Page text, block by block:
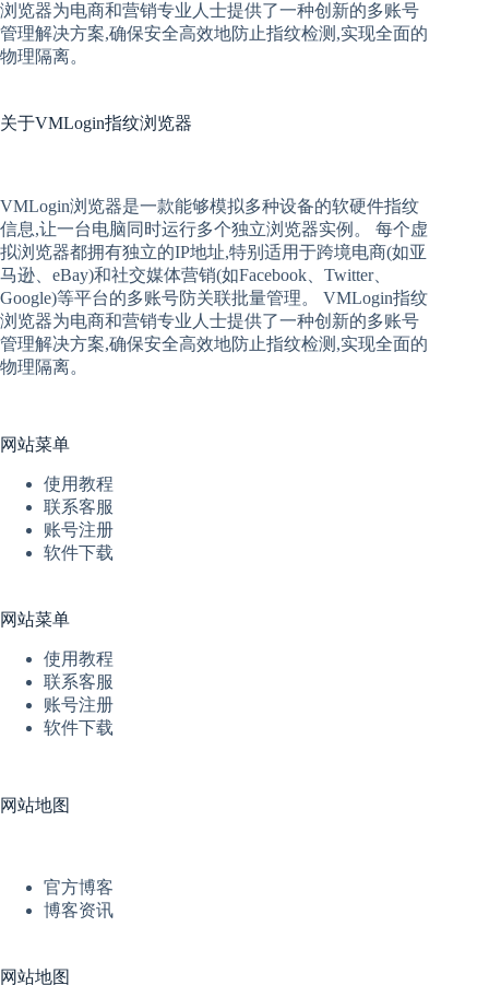
浏览器为电商和营销专业人士提供了一种创新的多账号
管理解决方案,确保安全高效地防止指纹检测,实现全面的
物理隔离。
关于VMLogin指纹浏览器
VMLogin浏览器是一款能够模拟多种设备的软硬件指纹
信息,让一台电脑同时运行多个独立浏览器实例。 每个虚
拟浏览器都拥有独立的IP地址,特别适用于跨境电商(如亚
马逊、eBay)和社交媒体营销(如Facebook、Twitter、
Google)等平台的多账号防关联批量管理。 VMLogin指纹
浏览器为电商和营销专业人士提供了一种创新的多账号
管理解决方案,确保安全高效地防止指纹检测,实现全面的
物理隔离。
网站菜单
使用教程
联系客服
账号注册
软件下载
网站菜单
使用教程
联系客服
账号注册
软件下载
网站地图
官方博客
博客资讯
网站地图